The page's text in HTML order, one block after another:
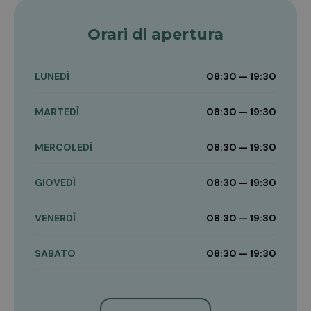
Orari di apertura
LUNEDÌ 08:30 — 19:30
MARTEDÌ 08:30 — 19:30
MERCOLEDÌ 08:30 — 19:30
GIOVEDÌ 08:30 — 19:30
VENERDÌ 08:30 — 19:30
SABATO 08:30 — 19:30